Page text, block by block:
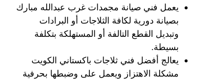
يعمل فني صيانة مجمدات غرب عبدالله مبارك
بصيانة دورية لكافة الثلاجات أو البرادات
وتبديل القطع التالفة أو المستهلكة بتكلفة
بسيطة.
يعالج أفضل فني ثلاجات باكستاني الكويت
مشكلة الاهتزاز ويعمل على وضبطها بحرفية